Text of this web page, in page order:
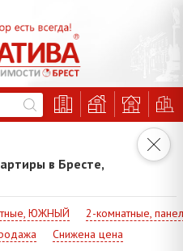
в Бресте,
ЮЖНЫЙ
2-комнатные,
Снижена цена